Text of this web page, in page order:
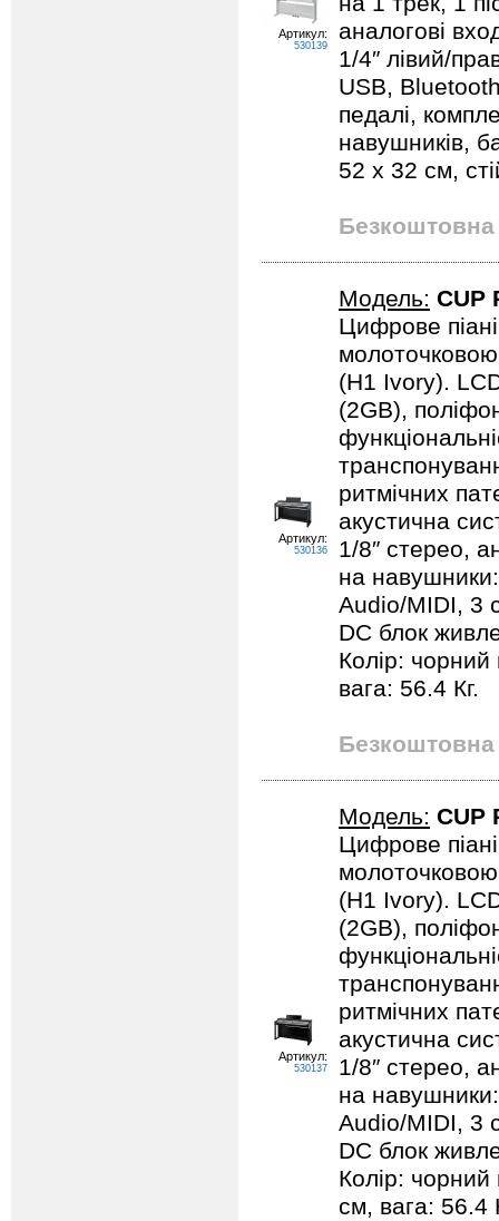
Артикул:
530139
аналогові
1/4″ лівий/
USB,
педалі,
навушників,
52 x 32 см,
Безкоштовна
Артикул:
530136
Модель: CUP
Цифрове
молоточковою
(H1 Ivory).
(2GB),
ритмічних
акустична
1/8″ стерео,
на
Audio/MIDI, 3
DC блок
Колір:
вага: 56.4 Кг.
Безкоштовна
Артикул:
530137
Модель: CUP
Цифрове
молоточковою
(H1 Ivory).
(2GB),
ритмічних
акустична
1/8″ стерео,
на
Audio/MIDI, 3
DC блок
Колір:
см, вага: 56.4